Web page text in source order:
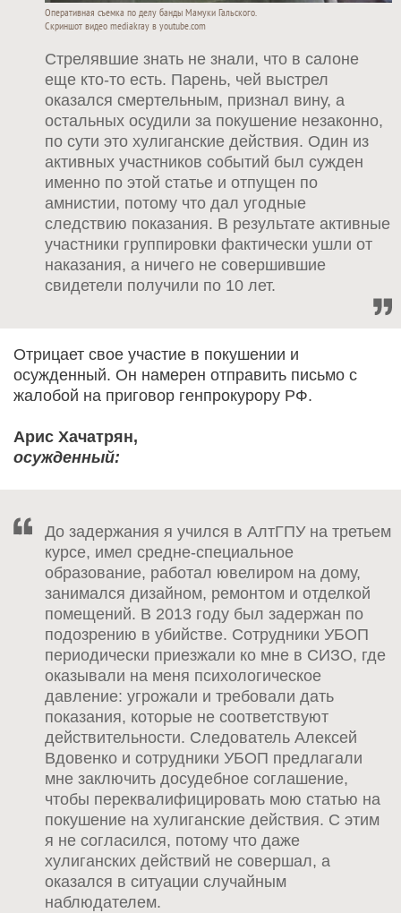
Оперативная съемка по делу банды Мамуки Гальского.
Скриншот видео mediakray в youtube.com
Стрелявшие знать не знали, что в салоне
еще кто-то есть. Парень, чей выстрел
оказался смертельным, признал вину, а
остальных осудили за покушение незаконно,
по сути это хулиганские действия. Один из
активных участников событий был сужден
именно по этой статье и отпущен по
амнистии, потому что дал угодные
следствию показания. В результате активные
участники группировки фактически ушли от
наказания, а ничего не совершившие
свидетели получили по 10 лет.
Отрицает свое участие в покушении и
осужденный. Он намерен отправить письмо с
жалобой на приговор генпрокурору РФ.
Арис Хачатрян,
осужденный:
До задержания я учился в АлтГПУ на третьем
курсе, имел средне-специальное
образование, работал ювелиром на дому,
занимался дизайном, ремонтом и отделкой
помещений. В 2013 году был задержан по
подозрению в убийстве. Сотрудники УБОП
периодически приезжали ко мне в СИЗО, где
оказывали на меня психологическое
давление: угрожали и требовали дать
показания, которые не соответствуют
действительности. Следователь Алексей
Вдовенко и сотрудники УБОП предлагали
мне заключить досудебное соглашение,
чтобы переквалифицировать мою статью на
покушение на хулиганские действия. С этим
я не согласился, потому что даже
хулиганских действий не совершал, а
оказался в ситуации случайным
наблюдателем.